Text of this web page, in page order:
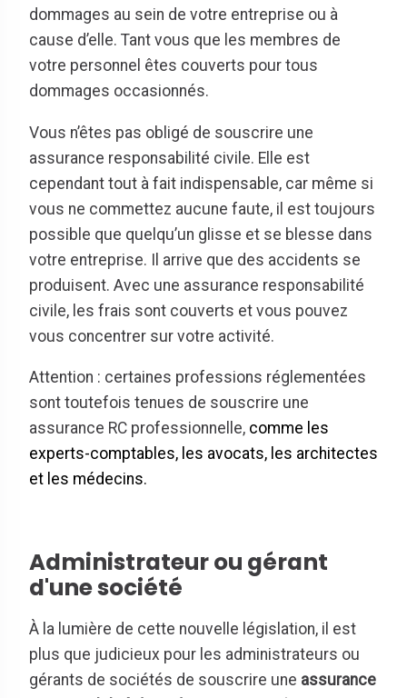
dommages au sein de votre entreprise ou à
cause d’elle. Tant vous que les membres de
votre personnel êtes couverts pour tous
dommages occasionnés.
Vous n’êtes pas obligé de souscrire une
assurance responsabilité civile. Elle est
cependant tout à fait indispensable, car même si
vous ne commettez aucune faute, il est toujours
possible que quelqu’un glisse et se blesse dans
votre entreprise. Il arrive que des accidents se
produisent. Avec une assurance responsabilité
civile, les frais sont couverts et vous pouvez
vous concentrer sur votre activité.
Attention : certaines professions réglementées
sont toutefois tenues de souscrire une
assurance RC professionnelle, comme les
experts-comptables, les avocats, les architectes
et les médecins.
Administrateur ou gérant
d'une société
À la lumière de cette nouvelle législation, il est
plus que judicieux pour les administrateurs ou
gérants de sociétés de souscrire une assurance